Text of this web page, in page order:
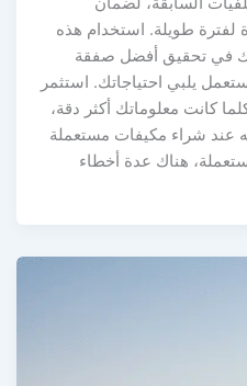
طويلة. استخدام هذه
في تحقيق أفضل صفقة
يلبي احتياجاتك. استثمر
كانت معلوماتك أكثر دقة،
عند شراء مكيفات مستعملة
هناك عدة أخطاء